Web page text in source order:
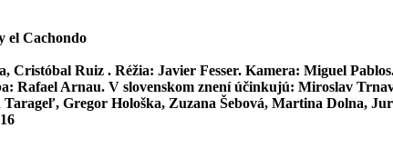
el Cachondo
Cristóbal Ruiz . Réžia: Javier Fesser. Kamera: Miguel
Rafael Arnau. V slovenskom znení účinkujú: Miroslav
Gregor Hološka, Zuzana Šebová, Martina Dolna,